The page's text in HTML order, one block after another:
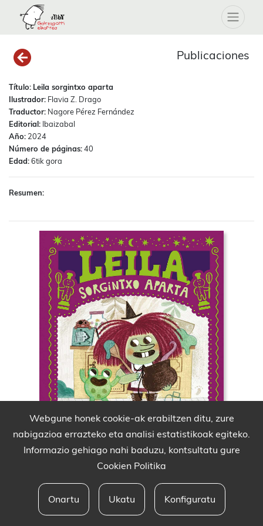
Publicaciones
Título: Leila sorgintxo aparta
Ilustrador: Flavia Z. Drago
Traductor: Nagore Pérez Fernández
Editorial: Ibaizabal
Año: 2024
Número de páginas:40
Edad:6tik gora
Resumen:
Webgune honek cookie-ak erabiltzen ditu, zure
nabigazioa errazteko eta analisi estatistikoak egiteko.
Informazio gehiago nahi baduzu, kontsultatu gure
Cookien Politika
Onartu Ukatu Konfiguratu